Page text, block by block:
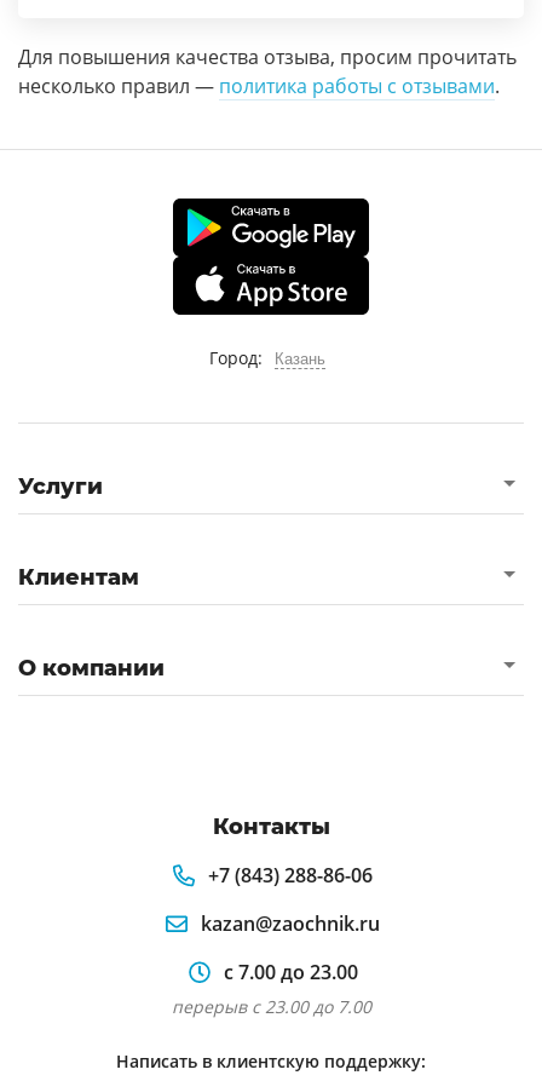
Для повышения качества отзыва, просим прочитать
несколько правил — политика работы с отзывами.
Город: Казань
Услуги
Клиентам
О компании
Контакты
+7 (843) 288-86-06
kazan@zaochnik.ru
с 7.00 до 23.00
перерыв с 23.00 до 7.00
Написать в клиентскую поддержку: